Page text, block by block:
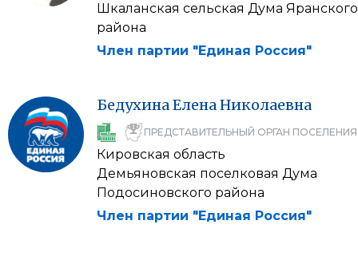
Шкаланская сельская Дума Яранского
района
Член партии "Единая Россия"
БедухинаЕленаНиколаевна
ПРЕДСТАВИТЕЛЬНЫЙ ОРГАН ПОСЕЛЕНИЯ
Кировская область
Демьяновская поселковая Дума
Подосиновского района
Член партии "Единая Россия"